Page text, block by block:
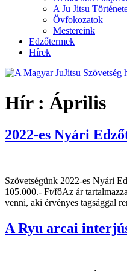
A Ju Jitsu
Övfokozatok
Mestereink
Edzőtermek
Hírek
Hír : Április
2022-es Nyári
Szövetségünk 2022-es Nyári
105.000.- Ft/főAz ár
venni, aki érvényes tagsággal
A Ryu arcai